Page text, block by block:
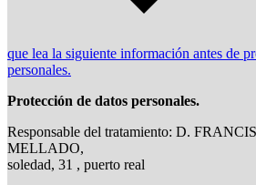
que lea la siguiente información antes de
personales.
Protección de datos personales.
Responsable del tratamiento: D.
MELLADO,
soledad, 31 , puerto real